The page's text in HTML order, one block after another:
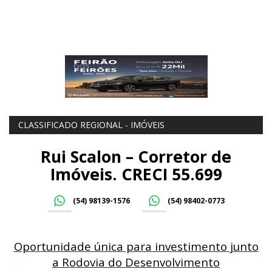
CLASSIFICADO REGIONAL - IMÓVEIS
Rui Scalon – Corretor de
Imóveis. CRECI 55.699
(54) 98139-1576 (54) 98402-0773
Oportunidade única para investimento junto
a Rodovia do Desenvolvimento